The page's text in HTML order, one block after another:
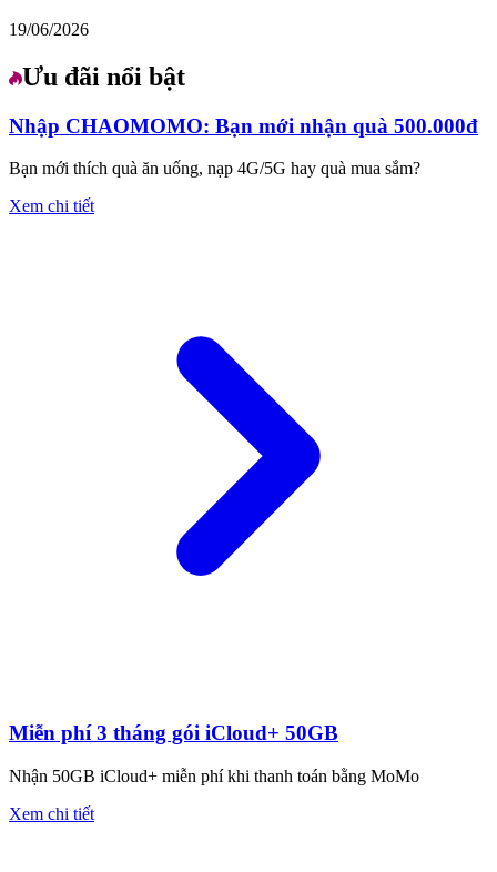
19/06/2026
Ưu đãi nổi bật
Nhập CHAOMOMO: Bạn mới nhận quà 500.000đ
Bạn mới thích quà ăn uống, nạp 4G/5G hay quà mua sắm?
Xem chi tiết
Miễn phí 3 tháng gói iCloud+ 50GB
Nhận 50GB iCloud+ miễn phí khi thanh toán bằng MoMo
Xem chi tiết